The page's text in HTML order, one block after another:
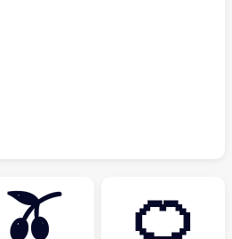
🫒 🍊